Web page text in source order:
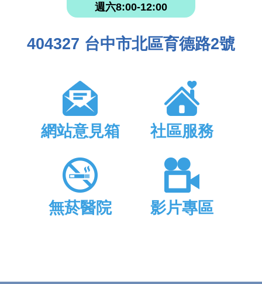
週六8:00-12:00
404327 台中市北區育德路2號
網站意見箱 社區服務
無菸醫院 影片專區